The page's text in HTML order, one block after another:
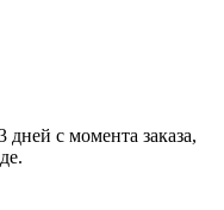
дней с момента заказа,